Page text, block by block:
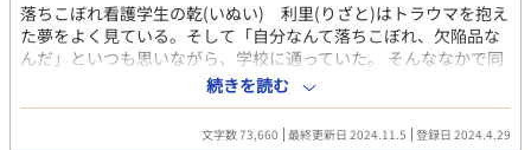
落ちこぼれ看護学生の乾(いぬい) 利里(りざと)はトラウマを抱え
た夢をよく見ている。そして「自分なんて落ちこぼれ、欠陥品な
んだ」といつも思いながら、学校に通っていた。 そんななかで同
学年になった美男子看護学生、蒼柳(あおやなぎ) 真緒(まお)とい
う人物とふとした形で触れ合い、初めは薄っぺらな友人関係を築
こうとしていたものの、ある事件によって蒼柳は利里のことを気
続きを読む
文字数 73,660 最終更新日 2024.11.5 登録日 2024.4.29